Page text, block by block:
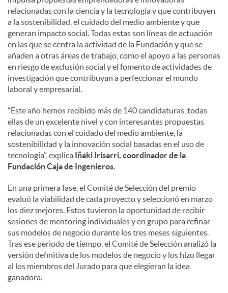
relacionadas con la ciencia y la tecnología y que contribuyen
a la sostenibilidad, el cuidado del medio ambiente y que
generan impacto social. Todas estas son líneas de actuación
en las que se centra la actividad de la Fundación y que se
añaden a otras áreas de trabajo, como el apoyo a las personas
en riesgo de exclusión social y el fomento de actividades de
investigación que contribuyan a perfeccionar el mundo
laboral y empresarial.
“Este año hemos recibido más de 140 candidaturas, todas
ellas de un excelente nivel y con interesantes propuestas
relacionadas con el cuidado del medio ambiente, la
sostenibilidad y la innovación social basadas en el uso de
tecnología”, explica Iñaki Irisarri, coordinador de la
Fundación Caja de Ingenieros.
En una primera fase, el Comité de Selección del premio
evaluó la viabilidad de cada proyecto y seleccionó en marzo
los diez mejores. Estos tuvieron la oportunidad de recibir
sesiones de mentoring individuales y en grupo para refinar
sus modelos de negocio durante los tres meses siguientes.
Tras ese periodo de tiempo, el Comité de Selección analizó la
versión definitiva de los modelos de negocio y los hizo llegar
al los miembros del Jurado para que elegieran la idea
ganadora.